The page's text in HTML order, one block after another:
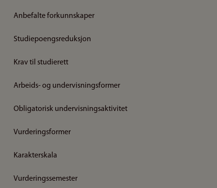
Anbefalte forkunnskaper
Studiepoengsreduksjon
Krav til studierett
Arbeids- og undervisningsformer
Obligatorisk undervisningsaktivitet
Vurderingsformer
Karakterskala
Vurderingssemester